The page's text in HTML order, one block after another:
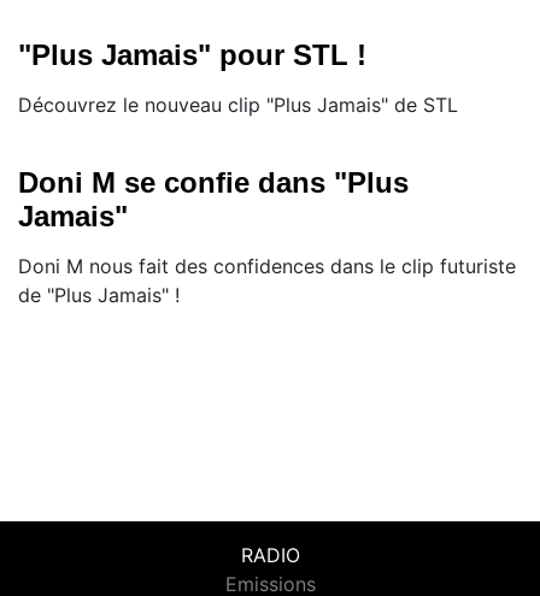
"Plus Jamais" pour STL !
Découvrez le nouveau clip "Plus Jamais" de STL
Doni M se confie dans "Plus
Jamais"
Doni M nous fait des confidences dans le clip futuriste
de "Plus Jamais" !
RADIO
Emissions